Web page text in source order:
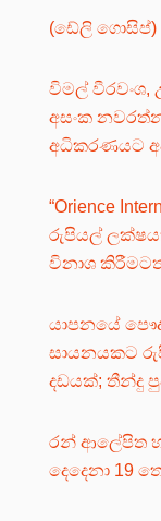
(ඩේලි
විමල් වීරවංශ,
අසංක
අධිකරණයට
“Orience
රුපියල්
විනාශ
යාපනයේ
සායනයකට
දඩයක්; තීන්දු
රන් ආලේපිත
දෙදෙනා 19